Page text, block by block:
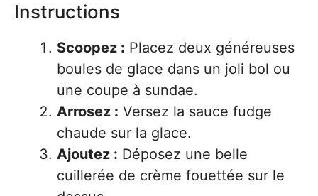
Instructions
Scoopez : Placez deux généreuses
boules de glace dans un joli bol ou
une coupe à sundae.
Arrosez : Versez la sauce fudge
chaude sur la glace.
Ajoutez : Déposez une belle
cuillerée de crème fouettée sur le